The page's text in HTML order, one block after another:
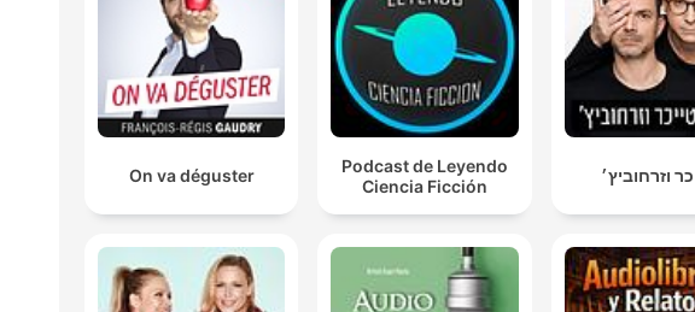
On va déguster
Podcast de Leyendo
Ciencia Ficción
וזרחוביץ׳